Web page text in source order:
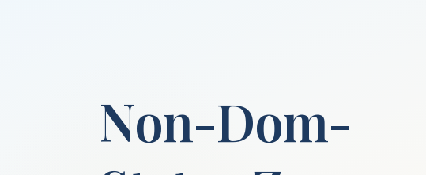
Non-Dom-